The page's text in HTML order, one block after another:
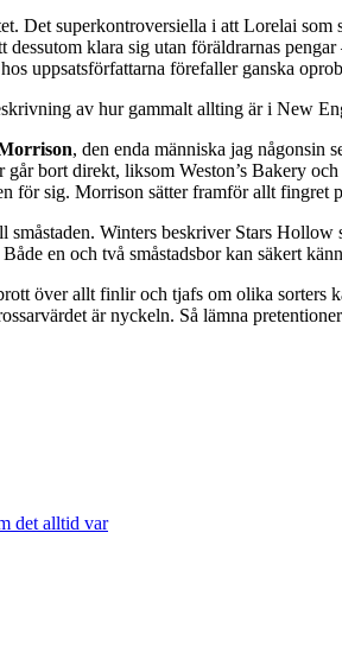
Det superkontroversiella i att Lorelai
klara sig utan föräldrarnas
uppsatsförfattarna förefaller ganska
av hur gammalt allting är i New
, den enda människa jag någonsin
bort direkt, liksom Weston’s Bakery
för sig. Morrison sätter framför allt
småstaden. Winters beskriver Stars
en och två småstadsbor kan säkert
över allt finlir och tjafs om olika
är nyckeln. Så lämna
det alltid var